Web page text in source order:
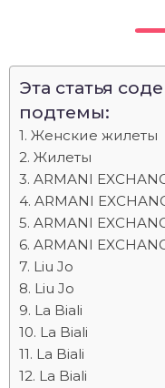
Эта статья
подтемы:
Женские жилеты
Жилеты
ARMANI
ARMANI
ARMANI
ARMANI
Liu Jo
Liu Jo
La Biali
La Biali
La Biali
La Biali